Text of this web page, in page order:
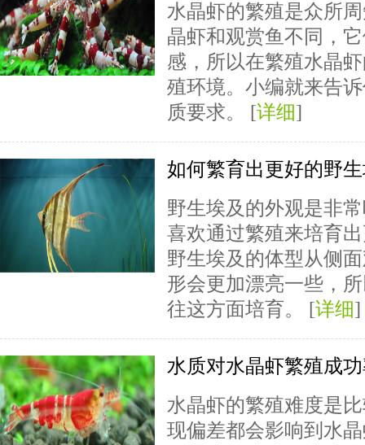
水晶虾的繁殖是众所
晶虾和观赏鱼不同，
感，所以在繁殖水晶
殖环境。小编就来告
质要求。 [详细]
如何繁育出更好的野
野生埃及的外观是非
喜欢通过繁殖来培育
野生埃及的体型从侧
形会更加漂亮一些，
往这方面培育。 [详细]
水质对水晶虾繁殖成
水晶虾的繁殖难度是
现偏差都会影响到水